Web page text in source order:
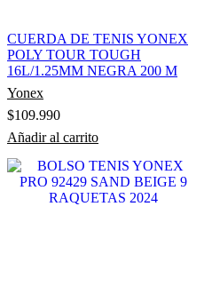
CUERDA DE TENIS YONEX
POLY TOUR TOUGH
16L/1.25MM NEGRA 200 M
Yonex
$109.990
Añadir al carrito